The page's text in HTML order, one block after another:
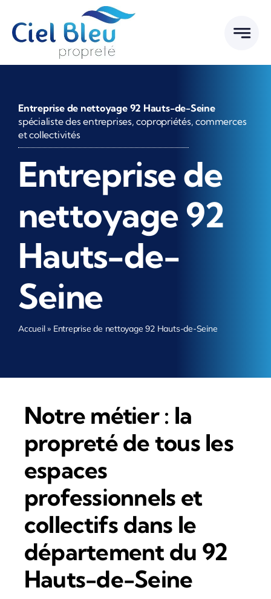
contenu
Entreprise de nettoyage 92 Hauts-de-Seine
spécialiste des entreprises, copropriétés, commerces
et collectivités
Entreprise de
nettoyage 92
Hauts-de-
Seine
Accueil» Entreprise de nettoyage 92 Hauts-de-Seine
Notre métier : la
propreté de tous les
espaces
professionnels et
collectifs dans le
département du 92
Hauts-de-Seine